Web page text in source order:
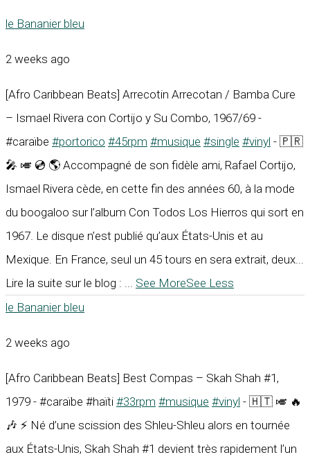
le Bananier bleu
2 weeks ago
[Afro Caribbean Beats] Arrecotin Arrecotan / Bamba Cure
– Ismael Rivera con Cortijo y Su Combo, 1967/69 -
#caraïbe #portorico #45rpm #musique #single #vinyl - 🇵🇷
🎤 🎺 💿 🌎 Accompagné de son fidèle ami, Rafael Cortijo,
Ismael Rivera cède, en cette fin des années 60, à la mode
du boogaloo sur l’album Con Todos Los Hierros qui sort en
1967. Le disque n’est publié qu’aux États-Unis et au
Mexique. En France, seul un 45 tours en sera extrait, deux...
Lire la suite sur le blog : ... See MoreSee Less
le Bananier bleu
2 weeks ago
[Afro Caribbean Beats] Best Compas – Skah Shah #1,
1979 - #caraïbe #haïti #33rpm #musique #vinyl - 🇭🇹 🎺 🔥
🎶 ⚡ Né d’une scission des Shleu-Shleu alors en tournée
aux États-Unis, Skah Shah #1 devient très rapidement l’un